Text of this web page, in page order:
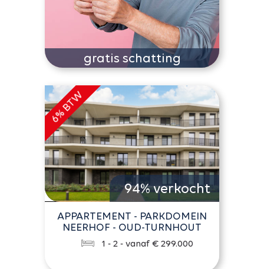
gratis schatting
94% verkocht
APPARTEMENT - PARKDOMEIN
NEERHOF - OUD-TURNHOUT
1 - 2 - vanaf € 299.000